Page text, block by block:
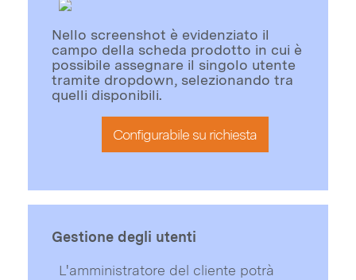
Nello screenshot è evidenziato il
campo della scheda prodotto in cui è
possibile assegnare il singolo utente
tramite dropdown, selezionando tra
quelli disponibili.
Configurabile su richiesta
Gestione degli utenti
L'amministratore del cliente potrà